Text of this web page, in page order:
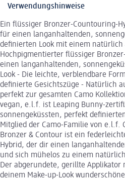
Verwendungshinweise
Ein flüssiger Bronzer-Countouring-
für einen langanhaltenden,
definierten Look mit einem
Hochpigmentierter flüssiger
einen langanhaltenden,
Look - Die leichte, verblendbare
definierte Gesichtszüge - Natürlich
perfekt zur gesamten Camo
vegan, e.l.f. ist Leaping Bunny-
sonnengeküssten, perfekt
Mitglied der Camo-Familie von e.l.f.
Bronzer & Contour ist ein
Hybrid, der dir einen
und sich mühelos zu einem
Der abgerundete, gerillte Applikator
deinem Make-up-Look